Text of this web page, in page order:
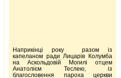
Наприкінці року разом із
капеланом ради Лицарів Колумба
на Аскольдовій Могилі отцем
Анатолієм Теслею, із
благословення пароха церкви